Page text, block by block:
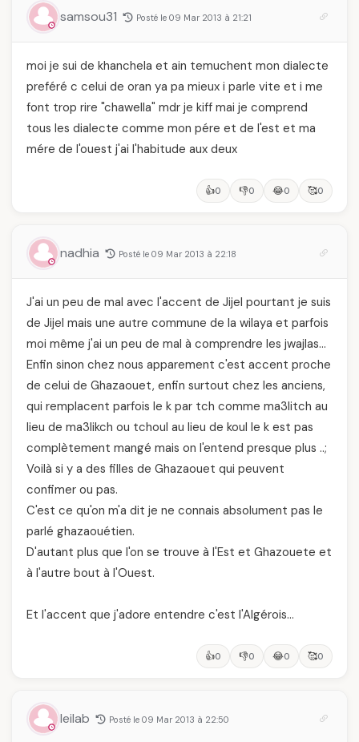
temps
samsou31 Posté le 09 Mar 2013 à 21:21
moi je sui de khanchela et ain temuchent mon dialecte
preféré c celui de oran ya pa mieux i parle vite et i me
font trop rire "chawella" mdr je kiff mai je comprend
tous les dialecte comme mon pére et de l'est et ma
mére de l'ouest j'ai l'habitude aux deux
👍0 👎0 😂0 🥰0
nadhia Posté le 09 Mar 2013 à 22:18
J'ai un peu de mal avec l'accent de Jijel pourtant je suis
de Jijel mais une autre commune de la wilaya et parfois
moi même j'ai un peu de mal à comprendre les jwajlas…
Enfin sinon chez nous apparement c'est accent proche
de celui de Ghazaouet, enfin surtout chez les anciens,
qui remplacent parfois le k par tch comme ma3litch au
lieu de ma3likch ou tchoul au lieu de koul le k est pas
complètement mangé mais on l'entend presque plus ..;
Voilà si y a des filles de Ghazaouet qui peuvent
confimer ou pas.
C'est ce qu'on m'a dit je ne connais absolument pas le
parlé ghazaouétien.
D'autant plus que l'on se trouve à l'Est et Ghazouete et
à l'autre bout à l'Ouest.
Et l'accent que j'adore entendre c'est l'Algérois…
👍0 👎0 😂0 🥰0
leilab Posté le 09 Mar 2013 à 22:50